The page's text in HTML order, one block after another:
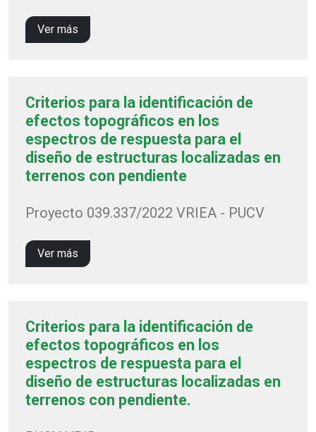
Ver más
Criterios para la identificación de
efectos topográficos en los
espectros de respuesta para el
diseño de estructuras localizadas en
terrenos con pendiente
Proyecto 039.337/2022 VRIEA - PUCV
Ver más
Criterios para la identificación de
efectos topográficos en los
espectros de respuesta para el
diseño de estructuras localizadas en
terrenos con pendiente.